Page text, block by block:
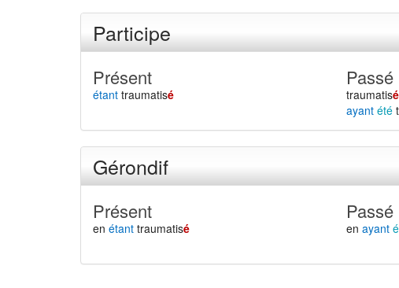
Participe
Présent
étant traumatisé
Passé
traumatisé
ayant été
Gérondif
Présent
en étant traumatisé
Passé
enayant